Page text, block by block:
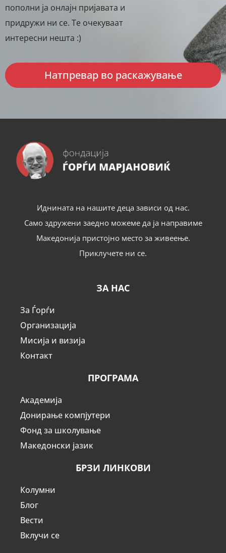
пополни ја онлајн пријавата и
придружи ни се. Те очекуваат
интересни нешта :)
Натпревар во раскажување
Иднината на нашите деца зависи од нас.
Само здружени заедно можеме да ја направиме
Македонија пристојно место за живеење.
Приклучете ни се.
ЗА НАС
За Ѓорѓи
Организација
Мисија и визија
Контакт
ПРОГРАМА
Академија
Донирање компјутери
Фонд за школување
Македонски јазик
БРЗИ ЛИНКОВИ
Колумни
Блог
Вести
Вклучи се